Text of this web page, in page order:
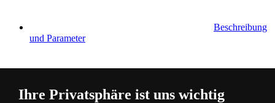
Beschreibung
und Parameter
Ihre Privatsphäre ist uns wichtig